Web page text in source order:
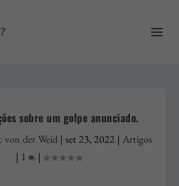
sobre um golpe anunciado.
von der Weid| set 23, 2022| Artigos
| 1 |